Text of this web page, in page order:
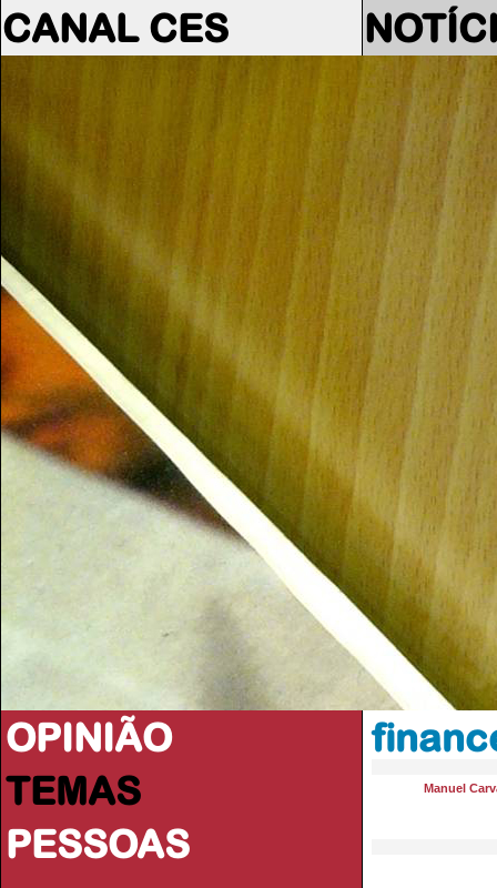
CANAL CES
OPINIÃO
TEMAS
PESSOAS
Manuel